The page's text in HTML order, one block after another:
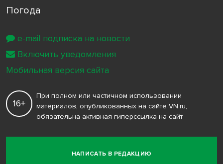
Погода
НАПИСАТЬ В РЕДАКЦИЮ
16+
При полном или частичном использовании
материалов, опубликованных на сайте VN.ru,
обязательна активная гиперссылка на сайт
e-mail подписка на новости
Включить уведомления
Мобильная версия сайта